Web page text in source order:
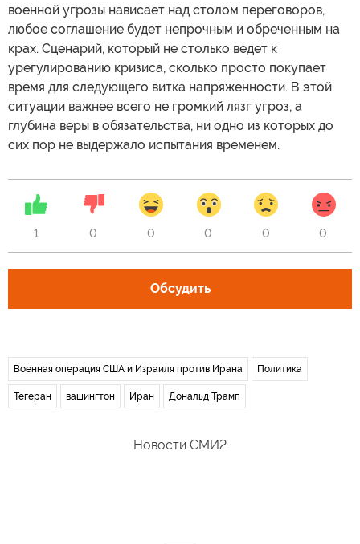
военной угрозы нависает над столом переговоров,
любое соглашение будет непрочным и обреченным на
крах. Сценарий, который не столько ведет к
урегулированию кризиса, сколько просто покупает
время для следующего витка напряженности. В этой
ситуации важнее всего не громкий лязг угроз, а
глубина веры в обязательства, ни одно из которых до
сих пор не выдержало испытания временем.
1 0 0 0 0 0
Обсудить
Военная операция США и Израиля против Ирана Политика
Тегеран вашингтон Иран Дональд Трамп
Новости СМИ2